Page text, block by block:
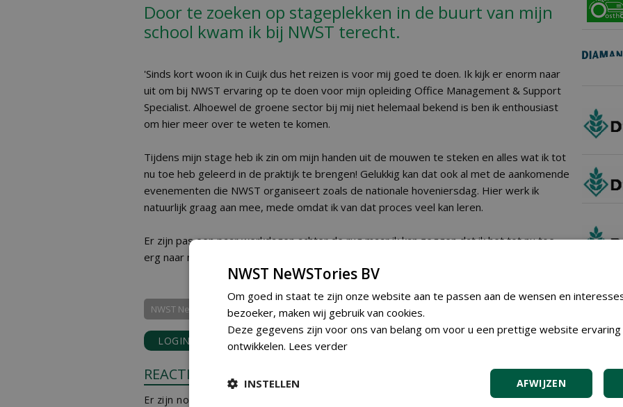
Door te zoeken op stageplekken in de buurt van mijn
school kwam ik bij NWST terecht.
'Sinds kort woon ik in Cuijk dus het reizen is voor mij goed te doen. Ik kijk er enorm naar
uit om bij NWST ervaring op te doen voor mijn opleiding Office Management & Support
Specialist. Alhoewel de groene sector bij mij niet helemaal bekend is ben ik enthousiast
om hier meer over te weten te komen.
Tijdens mijn stage heb ik zin om mijn handen uit de mouwen te steken en alles wat ik tot
nu toe heb geleerd in de praktijk te brengen! Gelukkig kan dat ook al met de aankomende
evenementen die NWST organiseert zoals de nationale hoveniersdag. Hier werk ik
natuurlijk graag aan mee, mede omdat ik van dat proces veel kan leren.
Er zijn pas een paar werkdagen achter de rug maar ik kan zeggen dat ik het tot nu toe
erg naar mijn zin heb.'
NWST NeWSTories
LOGIN met je e-mailadres om te reageren.
REACTIES
Er zijn nog geen reacties.
NWST NeWSTories BV
Om goed in staat te zijn onze website aan te passen aan de wensen en
bezoeker, maken wij gebruik van cookies.
Deze gegevens zijn voor ons van belang om voor u een prettige website ervaring
ontwikkelen. Lees verder
AFWIJZEN
INSTELLEN